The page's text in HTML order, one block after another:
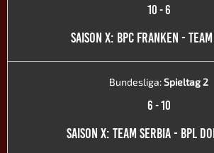
10-6
SAISON X: BPC FRANKEN -
Bundesliga:Spieltag 2
6-10
SAISON X: TEAM SERBIA - BPL